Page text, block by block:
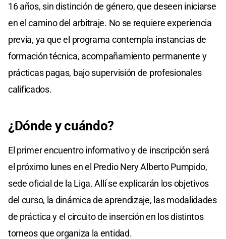
16 años, sin distinción de género, que deseen iniciarse
en el camino del arbitraje. No se requiere experiencia
previa, ya que el programa contempla instancias de
formación técnica, acompañamiento permanente y
prácticas pagas, bajo supervisión de profesionales
calificados.
¿Dónde y cuándo?
El primer encuentro informativo y de inscripción será
el próximo lunes en el Predio Nery Alberto Pumpido,
sede oficial de la Liga. Allí se explicarán los objetivos
del curso, la dinámica de aprendizaje, las modalidades
de práctica y el circuito de inserción en los distintos
torneos que organiza la entidad.